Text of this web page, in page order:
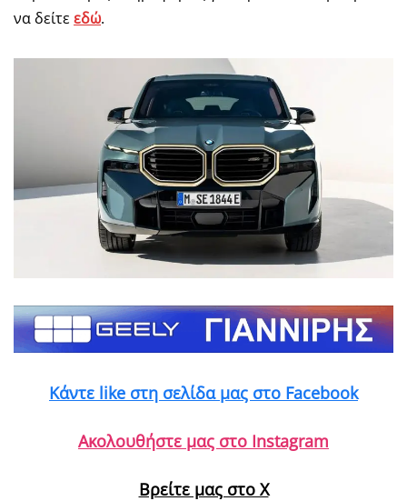
να δείτε εδώ.
Κάντε like στη σελίδα μας στο Facebook
Ακολουθήστε μας στο Instagram
Βρείτε μας στο X